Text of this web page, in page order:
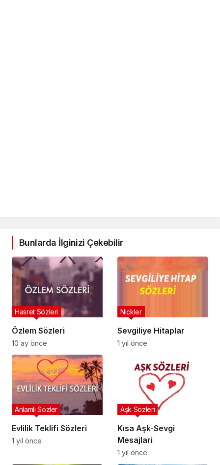
Bunlarda İlginizi Çekebilir
Özlem Sözleri
Hasret Sözleri
10 ay önce
Sevgiliye Hitaplar
Nickler
1 yıl önce
Evlilik Teklifi Sözleri
Anlamlı Sözler
1 yıl önce
Kısa Aşk-Sevgi
Mesajlari
Aşk Sözleri
1 yıl önce